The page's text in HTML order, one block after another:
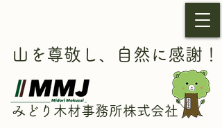
みどり木材事務所​​株式会社
​ 山を尊敬し、自然に感謝！